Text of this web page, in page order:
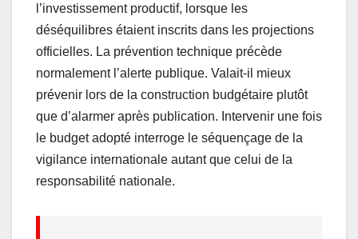
l’investissement productif, lorsque les
déséquilibres étaient inscrits dans les projections
officielles. La prévention technique précède
normalement l’alerte publique. Valait-il mieux
prévenir lors de la construction budgétaire plutôt
que d’alarmer après publication. Intervenir une fois
le budget adopté interroge le séquençage de la
vigilance internationale autant que celui de la
responsabilité nationale.